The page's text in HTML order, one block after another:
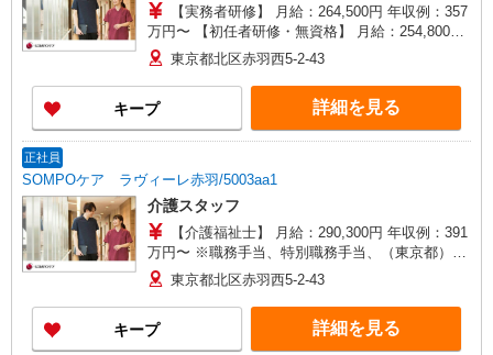
【実務者研修】 月給：264,500円 年収例：357
万円〜 【初任者研修・無資格】 月給：254,800円
年収例：347万円〜 ※職務手当、（東京都）居住
支援特別手当、日祝手当（月平均2回分）、夜勤手
当（月平均4回分）等、毎月平均的に支払われる手
当を含みます。 ※居住支援特別手当は勤続5年目
までの方はさらに1万円支給（再入社は除く） ◎
間外手当支給（超過1分〜）
東京都北区赤羽西5-2-43
キープ 詳細を見る
正社員
SOMPOケア ラヴィーレ赤羽/5003aa1
介護スタッフ
【介護福祉士】 月給：290,300円 年収例：391
万円〜 ※職務手当、特別職務手当、（東京都）居
住支援特別手当、働きがい向上手当、日祝手当
（月平均2回分）、夜勤手当（月平均4回分）等、
毎月平均的に支払われる手当を含みます。 ※居住
支援特別手当は勤続5年目までの方はさらに1万円
支給（再入社は除く） ◎賞与：基本給2.08ヶ月分/
東京都北区赤羽西5-2-43
キープ 詳細を見る